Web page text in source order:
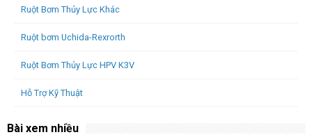
Ruột Bơm Thủy Lực Khác
Ruột bơm Uchida-Rexrorth
Ruột Bơm Thủy Lực HPV K3V
Hỗ Trợ Kỹ Thuật
Bài xem nhiều